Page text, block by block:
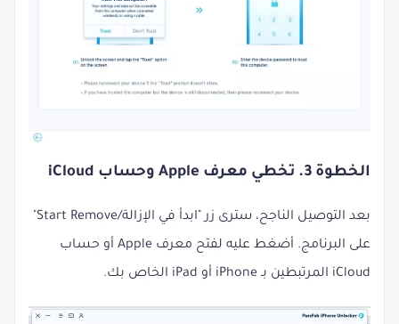
الخطوة 3. تخطي معرف Apple وحساب iCloud
على البرنامج. أضغط عليه لفتح معرف Apple أو حساب
iCloud المرتبطين بـ iPhone أو iPad الخاص بك.